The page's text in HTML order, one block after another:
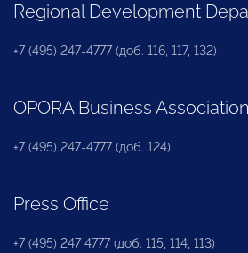
Regional Development
+7 (495) 247-4777 (доб. 116, 117, 132)
OPORA Business Association
+7 (495) 247-4777 (доб. 124)
Press Office
+7 (495) 247 4777 (доб. 115, 114, 113)